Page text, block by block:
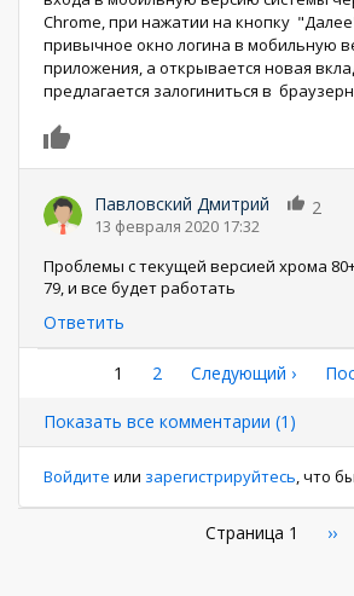
Chrome, при нажатии на кнопку
привычное окно логина в мобильную
приложения, а открывается новая
предлагается залогиниться в
Павловский Дмитрий
13 февраля 2020 17:32
2
Проблемы с текущей версией хрома
79, и все будет работать
Ответить
Нумерация
страниц
Текущая
1 Страница
2
Следующая
Следующий ›
Показать все комментарии (1)
Войдите или зарегистрируйтесь, что
Страница 1 ››